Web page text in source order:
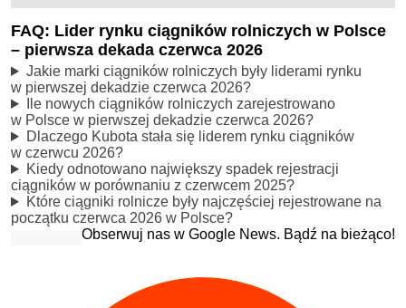
FAQ: Lider rynku ciągników rolniczych w Polsce
– pierwsza dekada czerwca 2026
Jakie marki ciągników rolniczych były liderami rynku
w pierwszej dekadzie czerwca 2026?
Ile nowych ciągników rolniczych zarejestrowano
w Polsce w pierwszej dekadzie czerwca 2026?
Dlaczego Kubota stała się liderem rynku ciągników
w czerwcu 2026?
Kiedy odnotowano największy spadek rejestracji
ciągników w porównaniu z czerwcem 2025?
Które ciągniki rolnicze były najczęściej rejestrowane na
początku czerwca 2026 w Polsce?
Obserwuj nas w Google News. Bądź na bieżąco!